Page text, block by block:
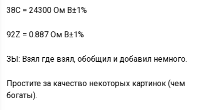
38С = 24300 Ом В±1%
92Z = 0.887 Ом В±1%
ЗЫ: Взял где взял, обобщил и добавил немного.
Простите за качество некоторых картинок (чем
богаты).